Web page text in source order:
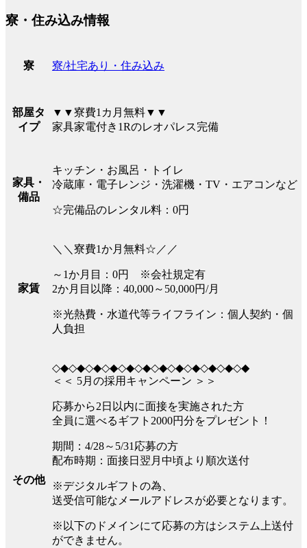
寮・住み込み情報
寮 寮/社宅あり・住み込み
部屋タ
イプ
▼▼寮費1カ月無料▼▼
家具家電付き1Rのレオパレス完備
家具・
備品
キッチン・お風呂・トイレ
冷蔵庫・電子レンジ・洗濯機・TV・エアコンなど
☆完備品のレンタル料：0円
家賃
＼＼寮費1か月無料☆／／
～1か月目：0円 ※会社規定有
2か月目以降：40,000～50,000円/月
※光熱費・水道代等ライフライン：個人契約・個
人負担
その他
◇◆◇◆◇◆◇◆◇◆◇◆◇◆◇◆◇◆◇◆◇◆◇◆
＜＜ 5月の採用キャンペーン ＞＞
応募から2日以内に面接を実施された方
全員に選べるギフト2000円分をプレゼント！
期間：4/28～5/31応募の方
配布時期：面接日翌月中頃より順次送付
※デジタルギフトの為、
送受信可能なメールアドレスが必要となります。
※以下のドメインにて応募の方はシステム上送付
ができません。